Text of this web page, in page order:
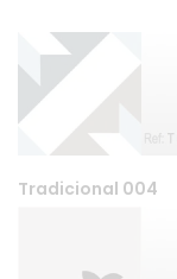
Tradicional 004